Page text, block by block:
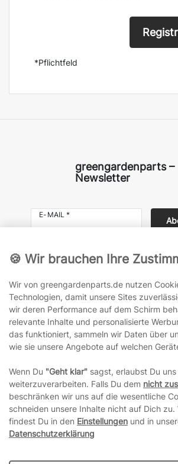
*Pflichtfeld
greengardenparts –
Newsletter
E-MAIL *
gelesen habe. Meine Einwilligung kann ich
widerrufen.**
Mein Konto
Informationen
Rechtliches
🍪 Wir brauchen Ihre
Wir von greengardenparts.de nutzen
Technologien, damit unsere Sites
wir deren Performance auf dem Schirm
relevante Inhalte und personalisierte
das funktioniert, sammeln wir Daten über
wie sie unsere Angebote auf welchen
Wenn Du "Geht klar" sagst, erlaubst Du
weiterzuverarbeiten. Falls Du dem nicht
beschränken wir uns auf die wesentliche
schneiden unsere Inhalte nicht auf Dich zu.
findest Du in den Einstellungen und in
Datenschutzerklärung